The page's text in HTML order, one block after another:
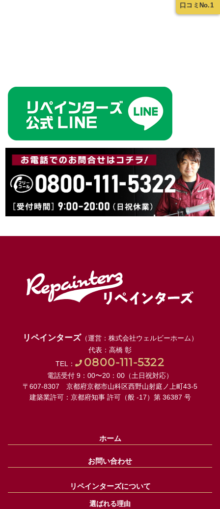
口コミNo.1
リペインターズ（運営：株式会社ウェルビーホーム）
代表：高橋 彰
TEL：
0800-111-5322
電話受付 9：00〜20：00（土日祝対応）
〒607-8307 京都府京都市山科区西野山射庭ノ上町43-5
建築業許可：京都府知事 許可（般 -17）第 36387 号
ホーム
お問い合わせ
リペインターズについて
選ばれる理由